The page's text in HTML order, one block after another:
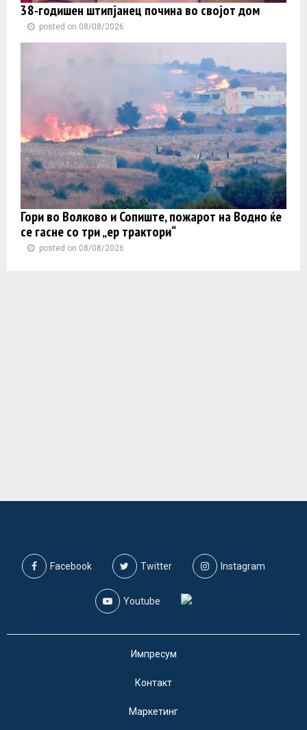
38-годишен штипјанец почина во својот дом
posted on 08/08/2026
Гори во Волково и Сопиште, пожарот на Водно ќе
се гасне со три „ер трактори“
posted on 08/08/2026
Facebook Twitter Instagram
Youtube
Импресум
Контакт
Маркетинг